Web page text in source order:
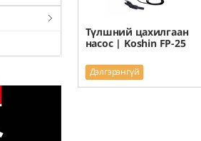
Түлшний цахилгаан
насос | Koshin FP-25
Дэлгэрэнгүй